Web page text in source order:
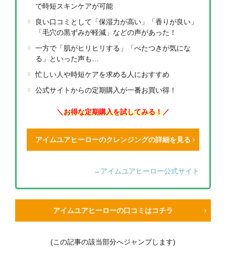
で時短スキンケアが可能
良い口コミとして「保湿力が高い」「香りが良い」
「毛穴の黒ずみが軽減」などの声があった！
一方で「肌がヒリヒリする」「べたつきが気にな
る」といった声も…
忙しい人や時短ケアを求める人におすすめ
公式サイトからの定期購入が一番お買い得！
＼お得な定期購入を試してみる！／
アイムユアヒーローのクレンジングの詳細を見る
→アイムユアヒーロー公式サイト
アイムユアヒーローの口コミはコチラ
(この記事の該当部分へジャンプします)